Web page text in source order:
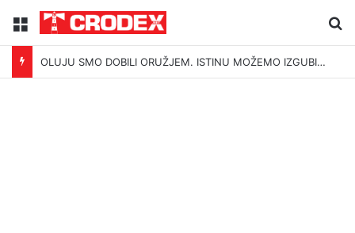
Menu
OLUJU SMO DOBILI ORUŽJEM. ISTINU MOŽEMO IZGUBITI ŠUTNJOM.